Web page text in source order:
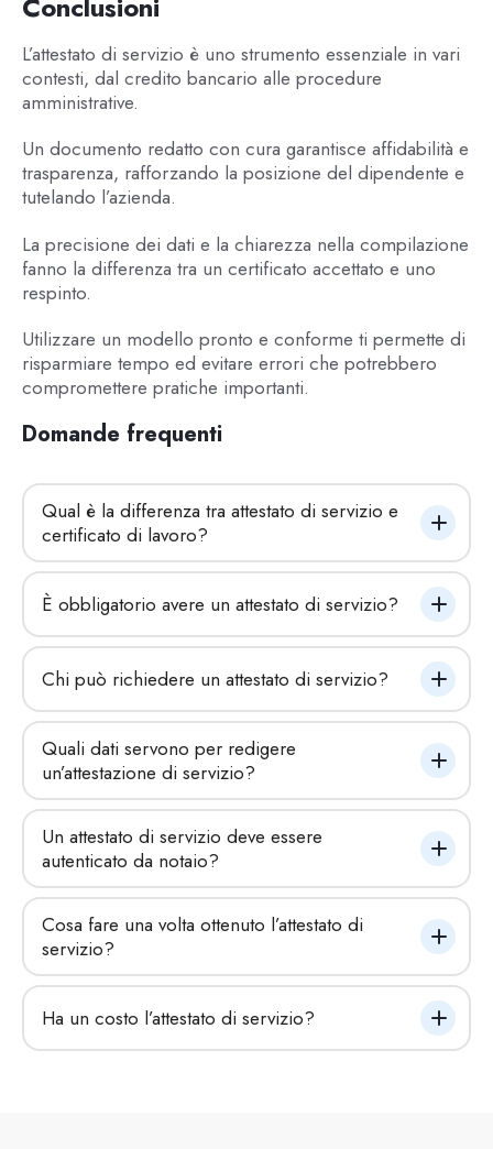
L’attestato di servizio è uno strumento essenziale in vari
contesti, dal credito bancario alle procedure
amministrative.
Un documento redatto con cura garantisce affidabilità e
trasparenza, rafforzando la posizione del dipendente e
tutelando l’azienda.
La precisione dei dati e la chiarezza nella compilazione
fanno la differenza tra un certificato accettato e uno
respinto.
Utilizzare un modello pronto e conforme ti permette di
risparmiare tempo ed evitare errori che potrebbero
compromettere pratiche importanti.
Domande frequenti
Qual è la differenza tra attestato di servizio e
certificato di lavoro?
È obbligatorio avere un attestato di servizio?
Chi può richiedere un attestato di servizio?
Quali dati servono per redigere
un’attestazione di servizio?
Un attestato di servizio deve essere
autenticato da notaio?
Cosa fare una volta ottenuto l’attestato di
servizio?
Ha un costo l’attestato di servizio?